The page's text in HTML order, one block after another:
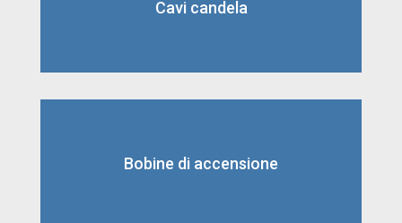
Cavi candela
Bobine di accensione